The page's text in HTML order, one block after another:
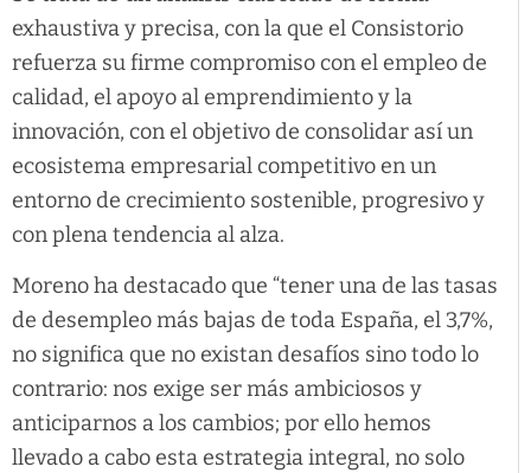
exhaustiva y precisa, con la que el Consistorio
refuerza su firme compromiso con el empleo de
calidad, el apoyo al emprendimiento y la
innovación, con el objetivo de consolidar así un
ecosistema empresarial competitivo en un
entorno de crecimiento sostenible, progresivo y
con plena tendencia al alza.
Moreno ha destacado que “tener una de las tasas
de desempleo más bajas de toda España, el 3,7%,
no significa que no existan desafíos sino todo lo
contrario: nos exige ser más ambiciosos y
anticiparnos a los cambios; por ello hemos
llevado a cabo esta estrategia integral, no solo